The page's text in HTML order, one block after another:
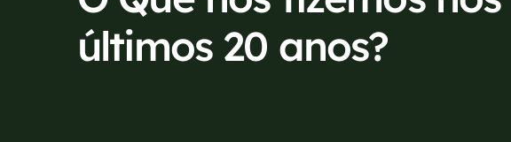
últimos 20 anos?